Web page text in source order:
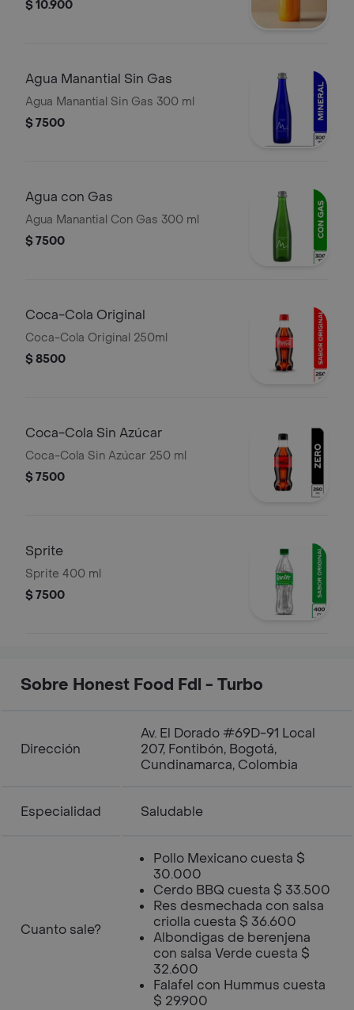
$ 10.900
Agua Manantial Sin Gas
Agua Manantial Sin Gas 300 ml
$ 7500
Agua con Gas
Agua Manantial Con Gas 300 ml
$ 7500
Coca-Cola Original
Coca-Cola Original 250ml
$ 8500
Coca-Cola Sin Azúcar
Coca-Cola Sin Azúcar 250 ml
$ 7500
Sprite
Sprite 400 ml
$ 7500
Sobre Honest Food Fdl - Turbo
Dirección
Av. El Dorado #69D-91 Local
207, Fontibón, Bogotá,
Cundinamarca, Colombia
Especialidad Saludable
Cuanto sale?
Pollo Mexicano cuesta $
30.000
Cerdo BBQ cuesta $ 33.500
Res desmechada con salsa
criolla cuesta $ 36.600
Albondigas de berenjena
con salsa Verde cuesta $
32.600
Falafel con Hummus cuesta
$ 29.900